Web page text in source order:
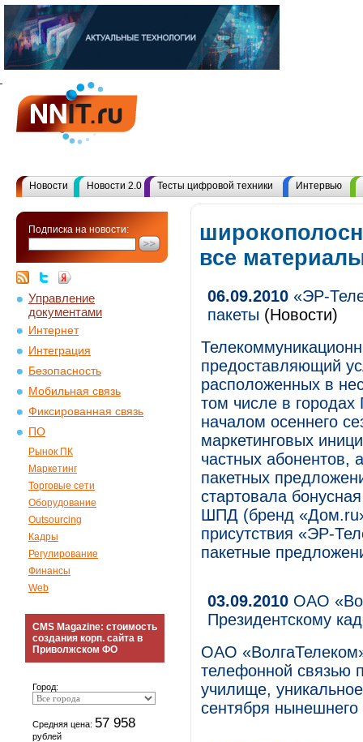
Новости Новости 2.0 Тесты цифровой техники Интервью
Подписка на новости:
Управление
документами
Интернет
Интеграция
Безопасность
Мобильная связь
Фиксированная связь
ПО
Рынок ПК
Маркетинг
Торговые сети
Оборудование
Outsourcing
Кадры
Регулирование
Финансы
Web
CMS Magazine: стоимость
создания корп. сайта в
Приволжском ФО
Город:
Средняя цена: 57 958
рублей
все
06.09.2010 «ЭР-
пакеты (Новости)
предоставляющий
расположенных в
том числе в городах
началом осеннего
маркетинговых
частных абонентов,
пакетных
стартовала
ШПД (бренд
присутствия «ЭР-
пакетные
03.09.2010 ОАО
Президентскому
ОАО
телефонной связью
училище,
сентября